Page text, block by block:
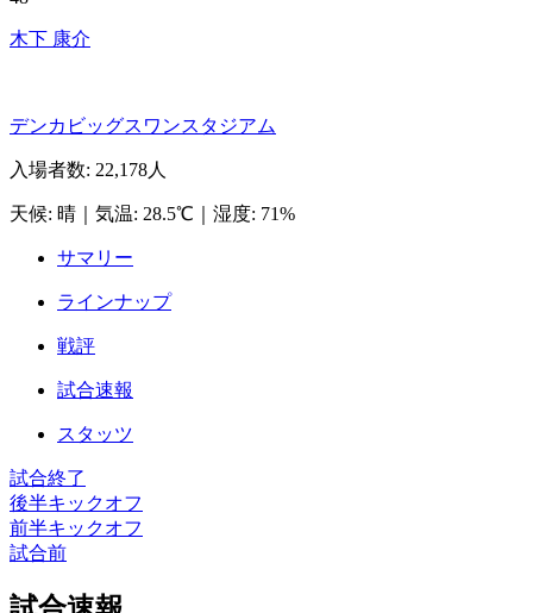
木下 康介
デンカビッグスワンスタジアム
入場者数: 22,178人
天候: 晴 気温: 28.5℃ 湿度: 71%
サマリー
ラインナップ
戦評
試合速報
スタッツ
試合終了
後半キックオフ
前半キックオフ
試合前